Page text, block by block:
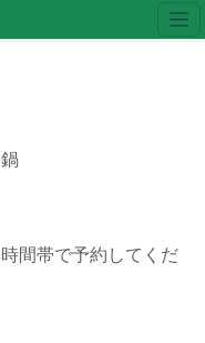
間帯で予約してくだ